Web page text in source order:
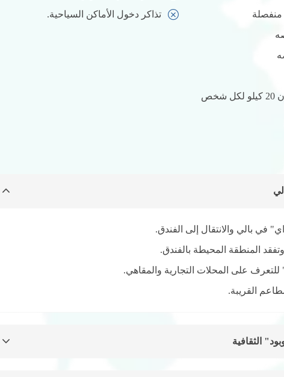
منفصلة
تذاكر دخول الأماكن السياحية.
في بالي والانتقال إلى الفندق.
المنطقة المحيطة بالفندق.
على المحلات التجارية والمقاهي.
القريبة.
الثقافية